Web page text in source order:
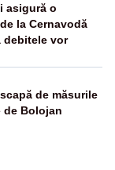
asigură o
la Cernavodă
debitele vor
de măsurile
de Bolojan